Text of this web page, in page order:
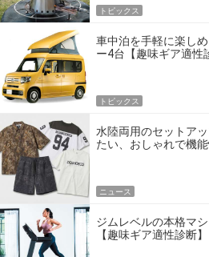
トピックス
車中泊を手軽に楽し
ー4台【趣味ギア適性
トピックス
水陸両用のセットア
たい、おしゃれで機
ニュース
ジムレベルの本格マ
【趣味ギア適性診断】